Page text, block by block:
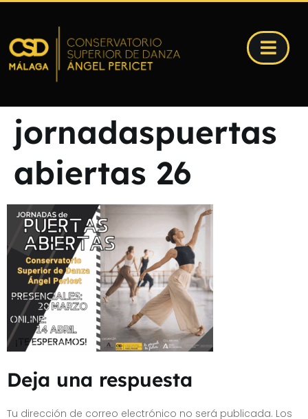
jornadaspuertas
abiertas 26
Deja una respuesta
Tu dirección de correo electrónico no será publicada. Los